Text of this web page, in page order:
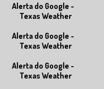
Alerta do Google -
Texas Weather
Alerta do Google -
Texas Weather
Alerta do Google -
Texas Weather